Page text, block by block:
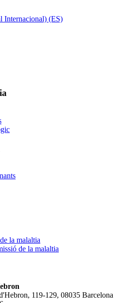
la malaltia
de la malaltia
119-129, 08035 Barcelona